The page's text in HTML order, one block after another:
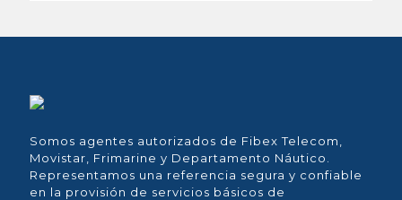
Somos agentes autorizados de Fibex Telecom,
Movistar, Frimarine y Departamento Náutico.
Representamos una referencia segura y confiable
en la provisión de servicios básicos de